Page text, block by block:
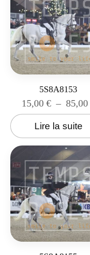
5S8A8153
15,00 € – 85,00
Lire la suite